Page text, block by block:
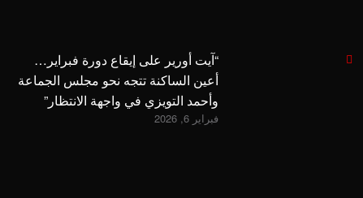
“آيت أورير على إيقاع دورة فبراير…
أعين الساكنة تتجه نحو مجلس الجماعة
وأحمد التويزي في واجهة الانتظار”
فبراير 6, 2026